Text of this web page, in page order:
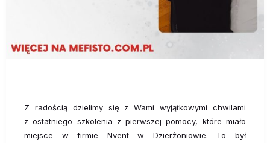
Z radością dzielimy się z Wami wyjątkowymi chwilami
z ostatniego szkolenia z pierwszej pomocy, które miało
miejsce w firmie Nvent w Dzierżoniowie. To był